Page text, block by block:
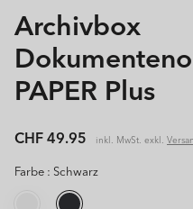
Archivbox
PAPER Plus
Normaler
Preis
CHF 49.95 inkl. MwSt. exkl.
Farbe : Schwarz